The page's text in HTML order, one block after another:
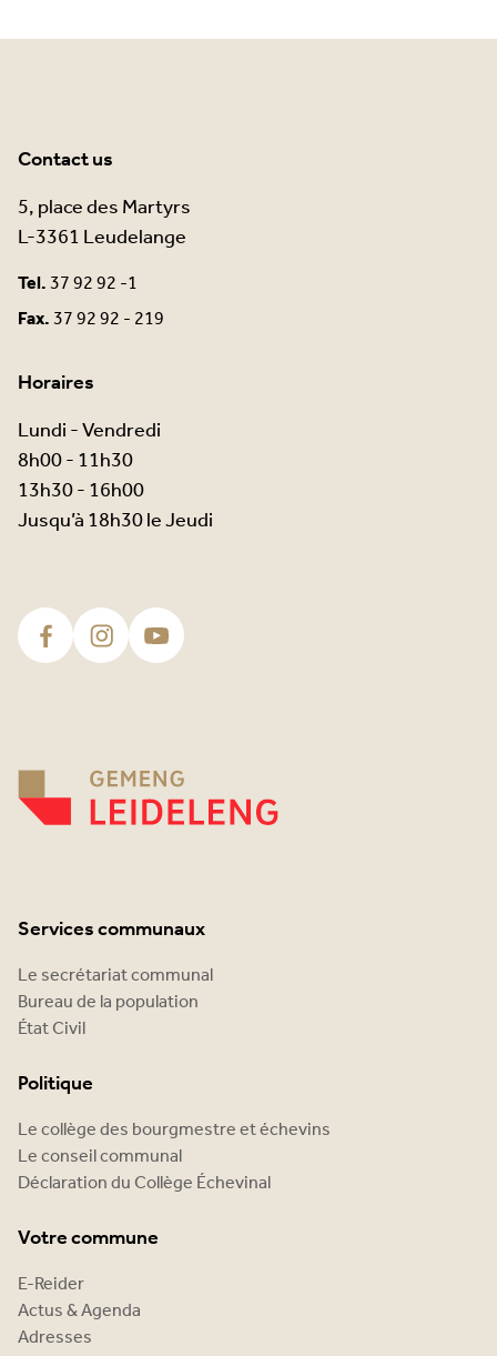
Contact us
5, place des Martyrs
L-3361 Leudelange
Tel.37 92 92 -1
Fax.37 92 92 - 219
Horaires
Lundi - Vendredi
8h00 - 11h30
13h30 - 16h00
Jusqu’à 18h30 le Jeudi
Services communaux
Le secrétariat communal
Bureau de la population
État Civil
Politique
Le collège des bourgmestre et échevins
Le conseil communal
Déclaration du Collège Échevinal
Votre commune
E-Reider
Actus & Agenda
Adresses